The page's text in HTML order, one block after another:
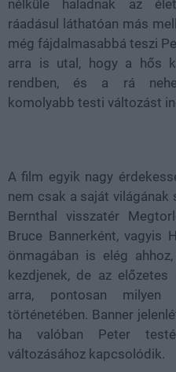
nélküle haladnak az
ráadásul láthatóan más
még fájdalmasabbá teszi
arra is utal, hogy a hős
rendben, és a rá
komolyabb testi változást
A film egyik nagy
nem csak a saját világának
Bernthal visszatér
Bruce Bannerként, vagyis
önmagában is elég
kezdjenek, de az
arra, pontosan
történetében. Banner
ha valóban Peter
változásához kapcsolódik.